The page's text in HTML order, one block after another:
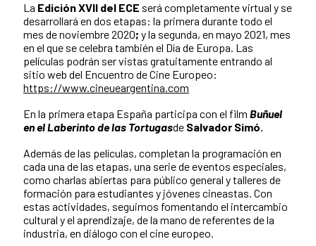
La Edición XVII del ECE será completamente virtual y se
desarrollará en dos etapas: la primera durante todo el
mes de noviembre 2020; y la segunda, en mayo 2021, mes
en el que se celebra también el Día de Europa. Las
películas podrán ser vistas gratuitamente entrando al
sitio web del Encuentro de Cine Europeo:
https://www.cineueargentina.com
En la primera etapa España participa con el film Buñuel
en el Laberinto de las Tortugasde Salvador Simó.
Además de las películas, completan la programación en
cada una de las etapas, una serie de eventos especiales,
como charlas abiertas para público general y talleres de
formación para estudiantes y jóvenes cineastas. Con
estas actividades, seguimos fomentando el intercambio
cultural y el aprendizaje, de la mano de referentes de la
industria, en diálogo con el cine europeo.